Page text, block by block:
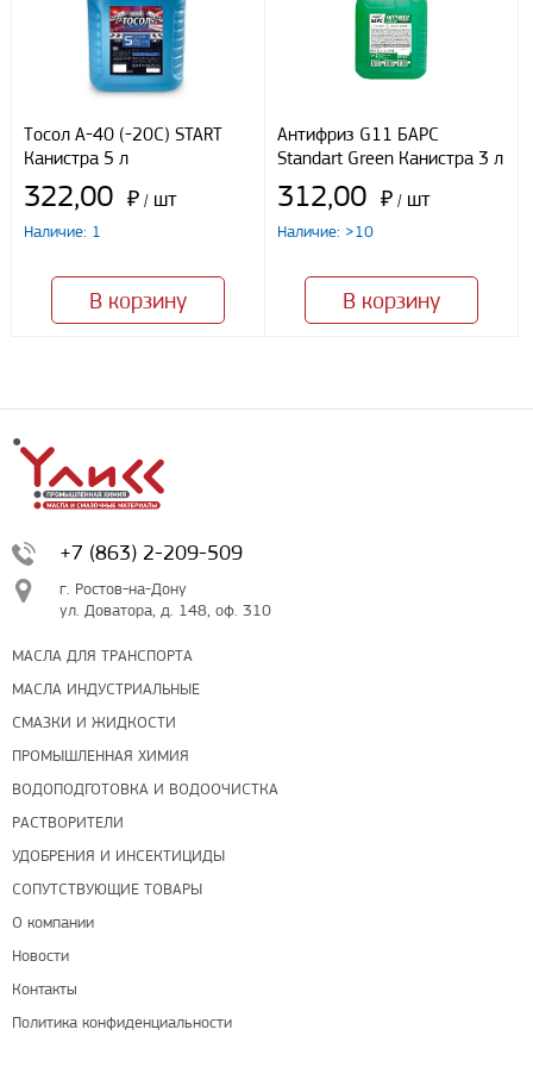
Тосол А-40 (-20С) START
Канистра 5 л
322,00 ₽ / шт
Наличие: 1
В корзину
Антифриз G11 БАРС
Standart Green Канистра 3 л
312,00 ₽ / шт
Наличие: >10
В корзину
+7 (863) 2-209-509
г. Ростов-на-Дону
ул. Доватора, д. 148, оф. 310
МАСЛА ДЛЯ ТРАНСПОРТА
МАСЛА ИНДУСТРИАЛЬНЫЕ
СМАЗКИ И ЖИДКОСТИ
ПРОМЫШЛЕННАЯ ХИМИЯ
ВОДОПОДГОТОВКА И ВОДООЧИСТКА
РАСТВОРИТЕЛИ
УДОБРЕНИЯ И ИНСЕКТИЦИДЫ
СОПУТСТВУЮЩИЕ ТОВАРЫ
О компании
Новости
Контакты
Политика конфиденциальности